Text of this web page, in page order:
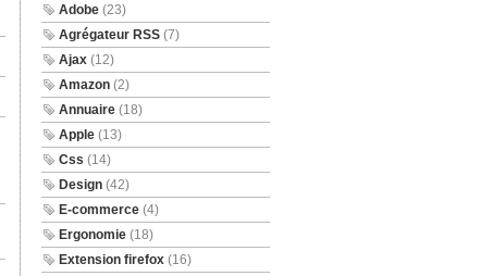
Adobe(23)
Agrégateur RSS(7)
Ajax(12)
Amazon(2)
Annuaire(18)
Apple(13)
Css (14)
Design(42)
E-commerce(4)
Ergonomie(18)
Extension firefox(16)